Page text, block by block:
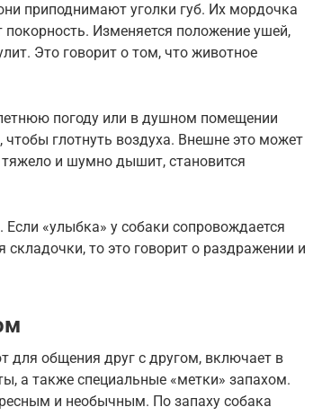
приподнимают уголки губ. Их мордочка
Изменяется положение ушей,
Это говорит о том, что животное
погоду или в душном помещении
глотнуть воздуха. Внешне это может
и шумно дышит, становится
«улыбка» у собаки сопровождается
то это говорит о раздражении и
для общения друг с другом, включает в
а также специальные «метки» запахом.
и необычным. По запаху собака